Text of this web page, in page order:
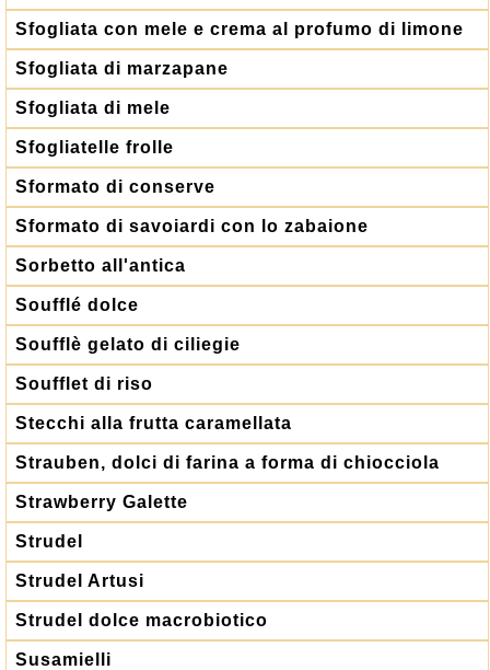
Sfogliata con mele e crema al profumo di limone
Sfogliata di marzapane
Sfogliata di mele
Sfogliatelle frolle
Sformato di conserve
Sformato di savoiardi con lo zabaione
Sorbetto all'antica
Soufflé dolce
Soufflè gelato di ciliegie
Soufflet di riso
Stecchi alla frutta caramellata
Strauben, dolci di farina a forma di chiocciola
Strawberry Galette
Strudel
Strudel Artusi
Strudel dolce macrobiotico
Susamielli